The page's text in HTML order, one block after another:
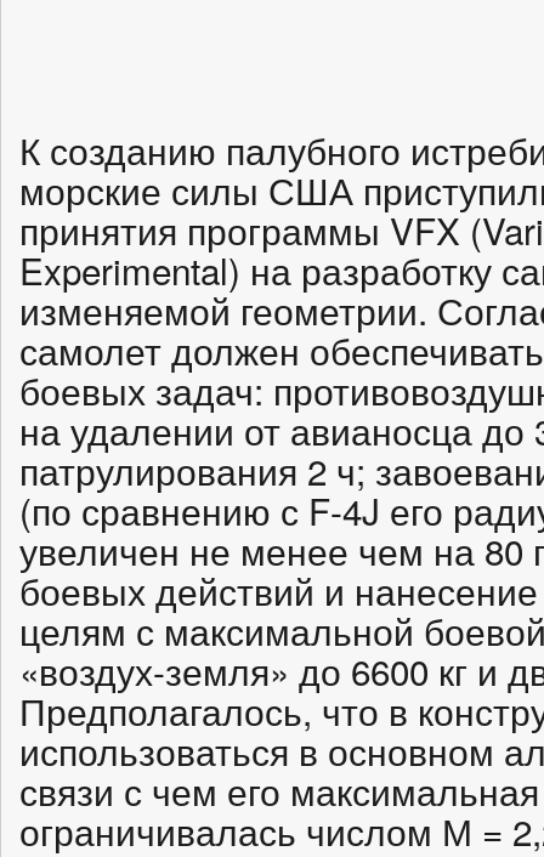
К созданию палубного
морские силы США
принятия программы VFX
Experimental) на разработку
изменяемой геометрии.
самолет должен
боевых задач:
на удалении от авианосца
патрулирования 2 ч;
(по сравнению с F-4J его
увеличен не менее чем на 80
боевых действий и
целям с максимальной
«воздух-земля» до 6600 кг и
Предполагалось, что в
использоваться в основном
связи с чем его
ограничивалась числом М =